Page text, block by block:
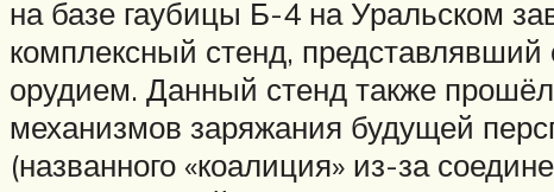
на базе гаубицы Б-4 на Уральском
комплексный стенд,
орудием. Данный стенд также
механизмов заряжания будущей
(названного «коалиция» из-за